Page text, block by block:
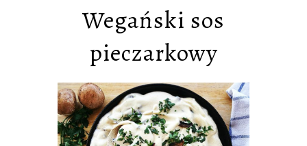
Wegański sos
pieczarkowy